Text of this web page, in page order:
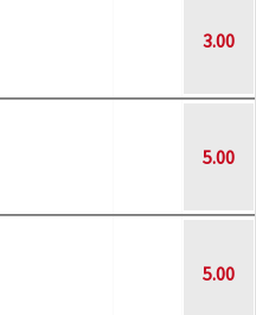
3.00
5.00
5.00